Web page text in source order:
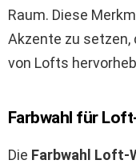
Raum. Diese
Akzente zu setzen,
von Lofts
Farbwahl für
Die Farbwahl Loft-